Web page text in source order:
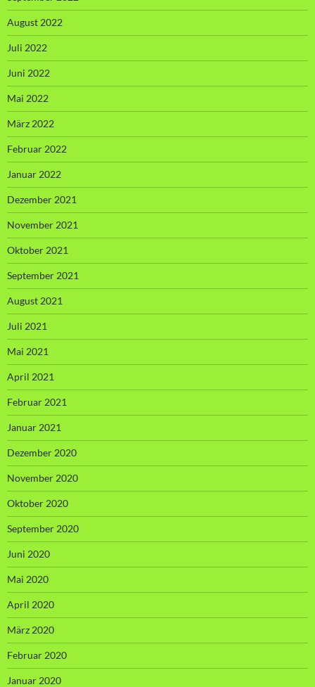
August 2022
Juli 2022
Juni 2022
Mai 2022
März 2022
Februar 2022
Januar 2022
Dezember 2021
November 2021
Oktober 2021
September 2021
August 2021
Juli 2021
Mai 2021
April 2021
Februar 2021
Januar 2021
Dezember 2020
November 2020
Oktober 2020
September 2020
Juni 2020
Mai 2020
April 2020
März 2020
Februar 2020
Januar 2020